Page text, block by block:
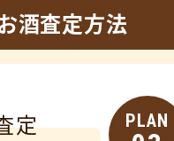
酒査定方法
定 PLAN